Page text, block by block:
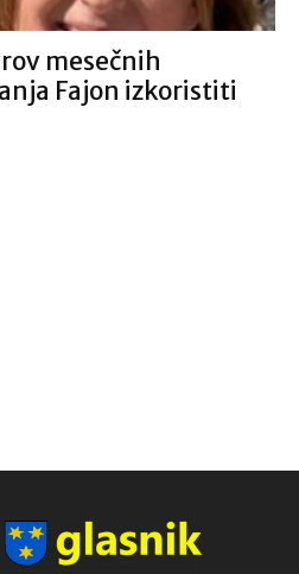
mesečnih
Fajon izkoristiti